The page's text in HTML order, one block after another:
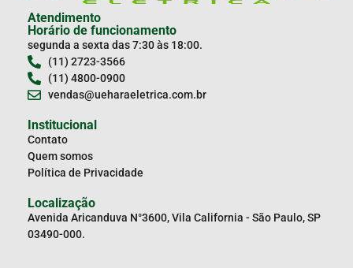
Atendimento
Horário de funcionamento
segunda a sexta das 7:30 às 18:00.
(11) 2723-3566
(11) 4800-0900
vendas@ueharaeletrica.com.br
Institucional
Contato
Quem somos
Política de Privacidade
Localização
Avenida Aricanduva N°3600, Vila California - São Paulo, SP
03490-000.